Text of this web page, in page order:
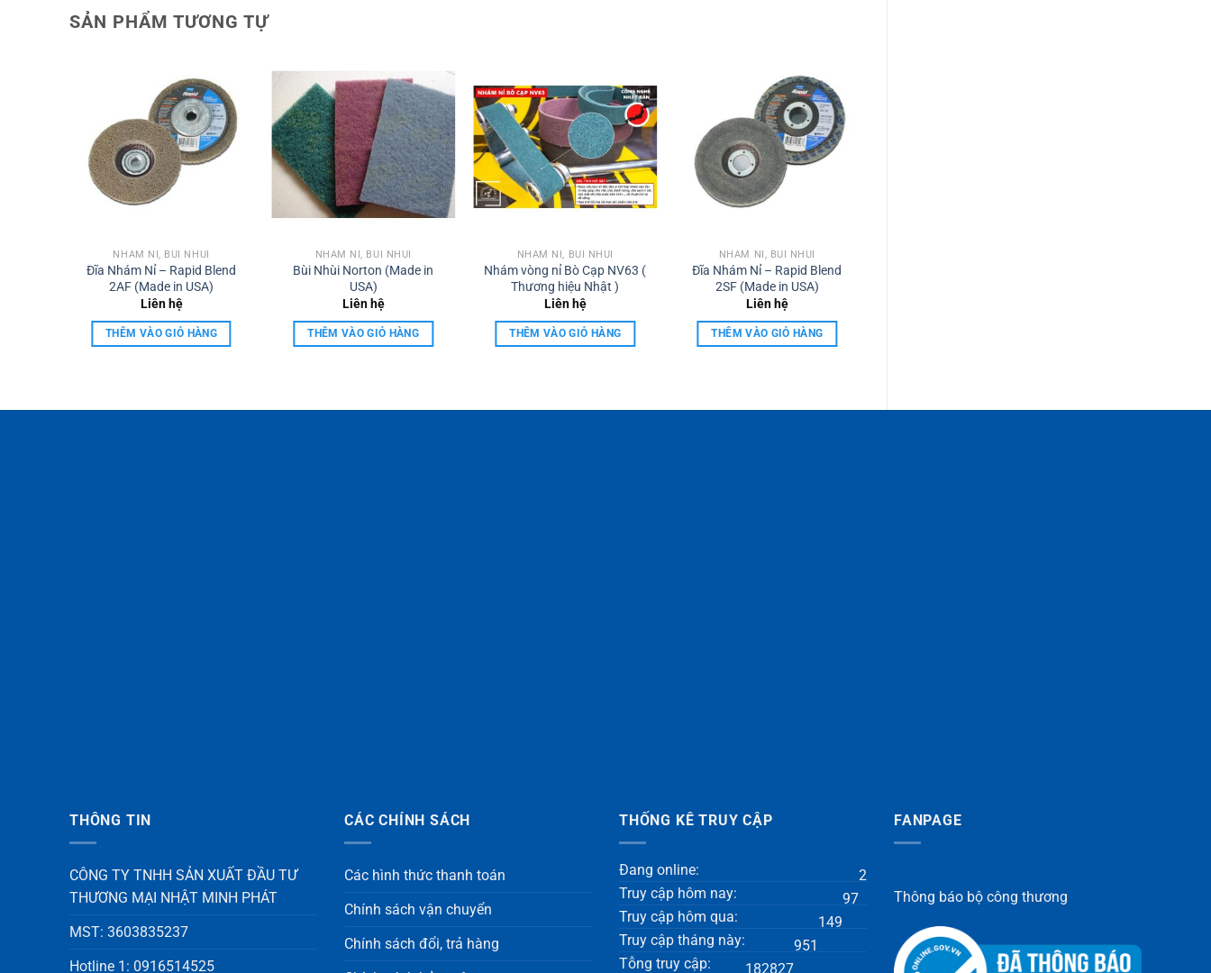
SẢN PHẨM TƯƠNG TỰ
NHÁM NỈ, BÙI NHÙI
Đĩa Nhám Nỉ – Rapid Blend
2AF (Made in USA)
Liên hệ
THÊM VÀO GIỎ HÀNG
NHÁM NỈ, BÙI NHÙI
Bùi Nhùi Norton (Made in
USA)
Liên hệ
THÊM VÀO GIỎ HÀNG
NHÁM NỈ, BÙI NHÙI
Nhám vòng nỉ Bò Cạp NV63 (
Thương hiệu Nhật )
Liên hệ
THÊM VÀO GIỎ HÀNG
NHÁM NỈ, BÙI NHÙI
Đĩa Nhám Nỉ – Rapid Blend
2SF (Made in USA)
Liên hệ
THÊM VÀO GIỎ HÀNG
THÔNG TIN
CÔNG TY TNHH SẢN XUẤT ĐẦU TƯ
THƯƠNG MẠI NHẬT MINH PHÁT
MST: 3603835237
Hotline 1: 0916514525
CÁC CHÍNH SÁCH
Các hình thức thanh toán
Chính sách vận chuyển
Chính sách đổi, trả hàng
THỐNG KÊ TRUY CẬP
2
Đang online:
97
Truy cập hôm nay:
149
Truy cập hôm qua:
951
Truy cập tháng này:
182827
Tỗng truy cập:
FANPAGE
Thông báo bộ công thương